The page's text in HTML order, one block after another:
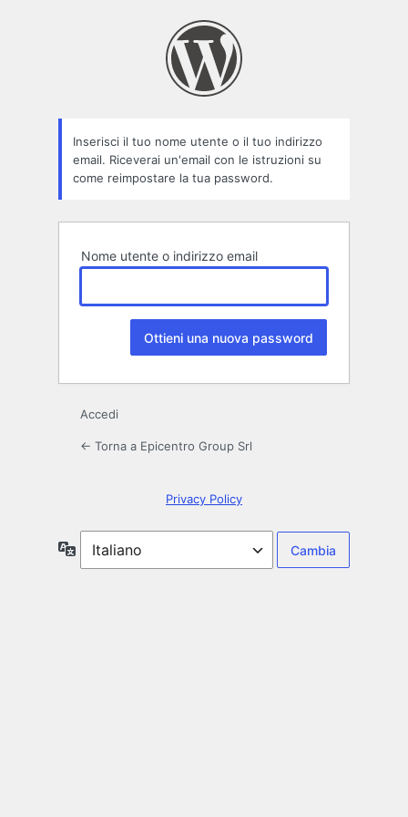
Inserisci il tuo nome utente o il tuo indirizzo
email. Riceverai un'email con le istruzioni su
come reimpostare la tua password.
Nome utente o indirizzo email
Accedi
← Torna a Epicentro Group Srl
Privacy Policy
Lingua